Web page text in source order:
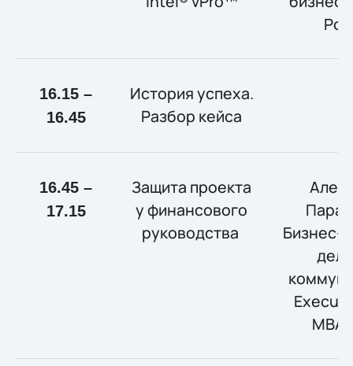
16.15 –
16.45
История успеха.
Разбор кейса
16.45 –
17.15
Защита проекта
у финансового
руководства
Бизнес-